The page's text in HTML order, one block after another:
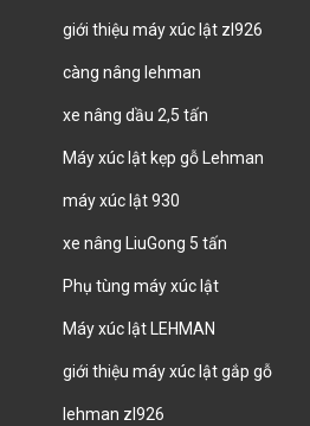
giới thiệu máy xúc lật zl926
càng nâng lehman
xe nâng dầu 2,5 tấn
Máy xúc lật kẹp gỗ Lehman
máy xúc lật 930
xe nâng LiuGong 5 tấn
Phụ tùng máy xúc lật
Máy xúc lật LEHMAN
giới thiệu máy xúc lật gắp gỗ
lehman zl926